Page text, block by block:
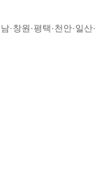
·창원·평택·천안·일산·